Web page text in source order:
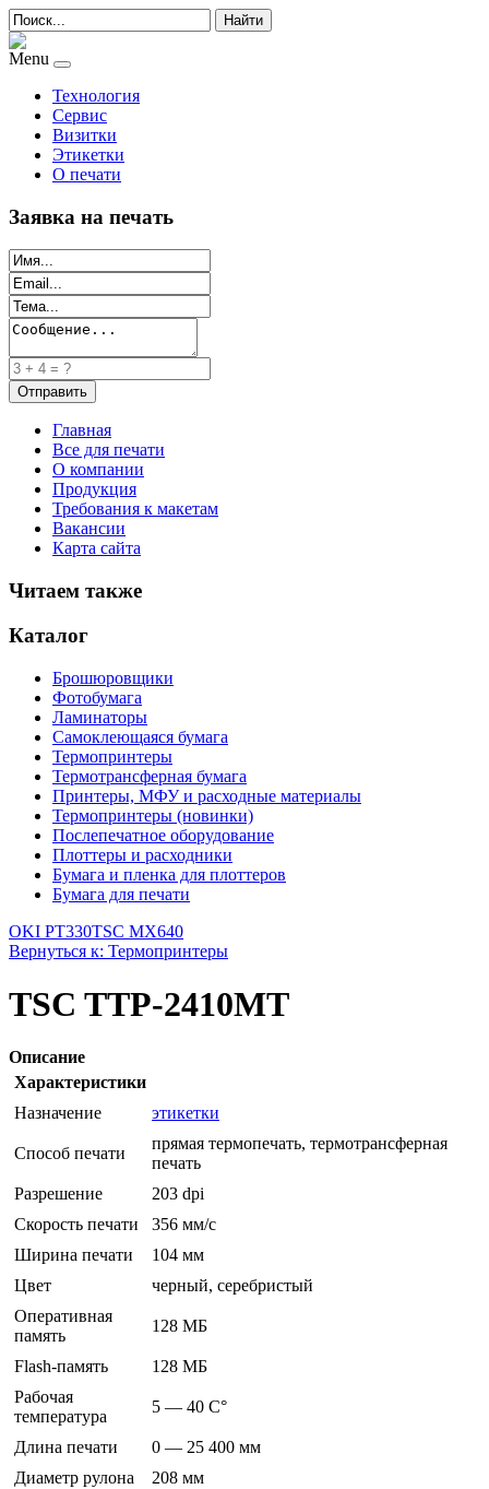
Найти
Menu
Технология
Сервис
Визитки
Этикетки
О печати
Заявка на печать
Главная
Все для печати
О компании
Продукция
Требования к макетам
Вакансии
Карта сайта
Читаем также
Каталог
Брошюровщики
Фотобумага
Ламинаторы
Самоклеющаяся бумага
Термопринтеры
Термотрансферная бумага
Принтеры, МФУ и расходные материалы
Термопринтеры (новинки)
Послепечатное оборудование
Плоттеры и расходники
Бумага и пленка для плоттеров
Бумага для печати
OKI PT330TSC MX640
Вернуться к: Термопринтеры
TSC TTP-2410MT
Описание
Характеристики
Назначение
этикетки
Способ печати
прямая термопечать, термотрансферная
печать
Разрешение
203 dpi
Скорость печати
356 мм/с
Ширина печати
104 мм
Цвет
черный, серебристый
Оперативная
память
128 МБ
Flash-память
128 МБ
Рабочая
температура
5 — 40 C°
Длина печати
0 — 25 400 мм
Диаметр рулона
208 мм